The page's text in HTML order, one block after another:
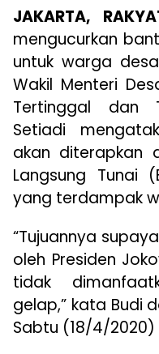
JAKARTA,
mengucurkan
untuk warga
Wakil Menteri
Tertinggal dan
Setiadi
akan diterapkan
Langsung Tunai
yang terdampak
“Tujuannya
oleh Presiden
tidak
gelap,” kata Budi
Sabtu (18/4/2020)